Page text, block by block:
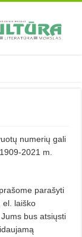
numerių gali
2021 m.
parašyti
el. laiško
bus atsiųsti